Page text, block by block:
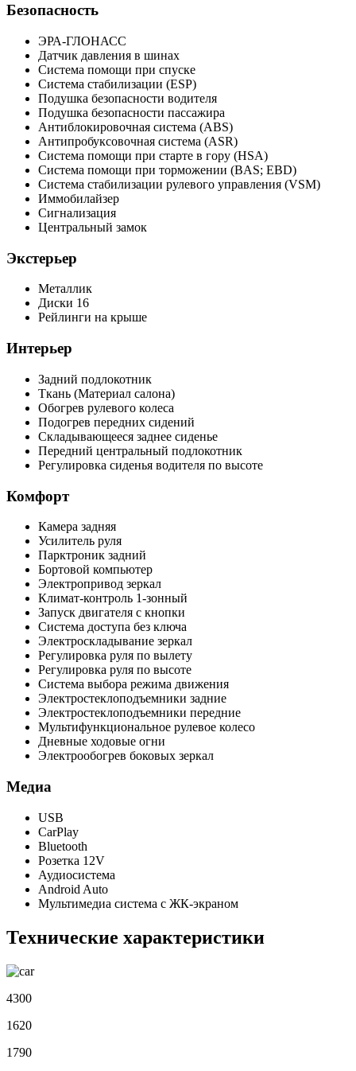
Безопасность
ЭРА-ГЛОНАСС
Датчик давления в шинах
Система помощи при спуске
Система стабилизации (ESP)
Подушка безопасности водителя
Подушка безопасности пассажира
Антиблокировочная система (ABS)
Антипробуксовочная система (ASR)
Система помощи при старте в гору (HSA)
Система помощи при торможении (BAS; EBD)
Система стабилизации рулевого управления (VSM)
Иммобилайзер
Сигнализация
Центральный замок
Экстерьер
Металлик
Диски 16
Рейлинги на крыше
Интерьер
Задний подлокотник
Ткань (Материал салона)
Обогрев рулевого колеса
Подогрев передних сидений
Складывающееся заднее сиденье
Передний центральный подлокотник
Регулировка сиденья водителя по высоте
Комфорт
Камера задняя
Усилитель руля
Парктроник задний
Бортовой компьютер
Электропривод зеркал
Климат-контроль 1-зонный
Запуск двигателя с кнопки
Система доступа без ключа
Электроскладывание зеркал
Регулировка руля по вылету
Регулировка руля по высоте
Система выбора режима движения
Электростеклоподъемники задние
Электростеклоподъемники передние
Мультифункциональное рулевое колесо
Дневные ходовые огни
Электрообогрев боковых зеркал
Медиа
USB
CarPlay
Bluetooth
Розетка 12V
Аудиосистема
Android Auto
Мультимедиа система с ЖК-экраном
Технические характеристики
4300
1620
1790